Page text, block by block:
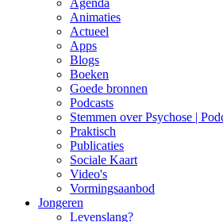
Animaties
Actueel
Apps
Blogs
Boeken
Goede bronnen
Podcasts
Stemmen over Psychose |
Praktisch
Publicaties
Sociale Kaart
Video's
Vormingsaanbod
Jongeren
Levenslang?